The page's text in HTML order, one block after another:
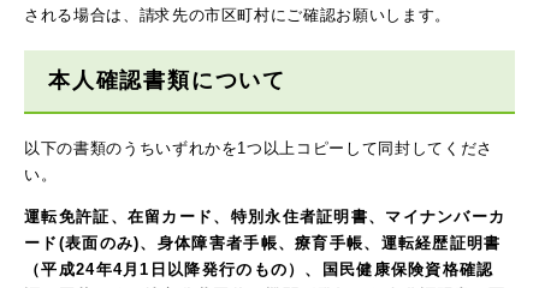
される場合は、請求先の市区町村にご確認お願いします。
本人確認書類について
以下の書類のうちいずれかを1つ以上コピーして同封してくださ
い。
運転免許証、在留カード、特別永住者証明書、マイナンバーカ
ード(表面のみ)、身体障害者手帳、療育手帳、運転経歴証明書
（平成24年4月1日以降発行のもの）、国民健康保険資格確認